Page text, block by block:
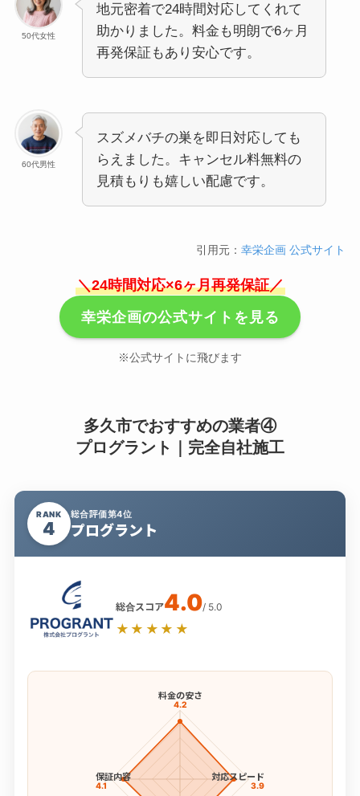
50代女性
地元密着で24時間対応してくれて
助かりました。料金も明朗で6ヶ月
再発保証もあり安心です。
60代男性
スズメバチの巣を即日対応しても
らえました。キャンセル料無料の
見積もりも嬉しい配慮です。
引用元：幸栄企画 公式サイト
＼24時間対応×6ヶ月再発保証／
幸栄企画の公式サイトを見る
※公式サイトに飛びます
多久市でおすすめの業者④
プログラント｜完全自社施工
RANK
4
総合評価第4位
プログラント
総合スコア4.0/ 5.0
★★★★★
料金の安さ
4.2
対応スピード
3.9
保証内容
4.1